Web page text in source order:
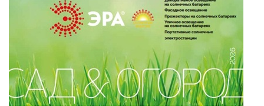
ЛЕНТЫ СВЕТОДИОДНЫЕ (LED
ЛЕНТЫ)
ЛИНЕЙНЫЕ СВЕТОДИОДНЫЕ
СВЕТИЛЬНИКИ
ЛЮСТРЫ